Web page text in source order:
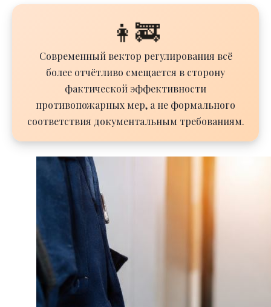
👩‍🚒️
Современный вектор регулирования всё
более отчётливо смещается в сторону
фактической эффективности
противопожарных мер, а не формального
соответствия документальным требованиям.